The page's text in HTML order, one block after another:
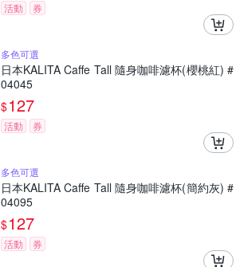
活動 券
多色可選
日本KALITA Caffe Tall 隨身咖啡濾杯(櫻桃紅) #
04045
$127
活動 券
多色可選
日本KALITA Caffe Tall 隨身咖啡濾杯(簡約灰) #
04095
$127
活動 券